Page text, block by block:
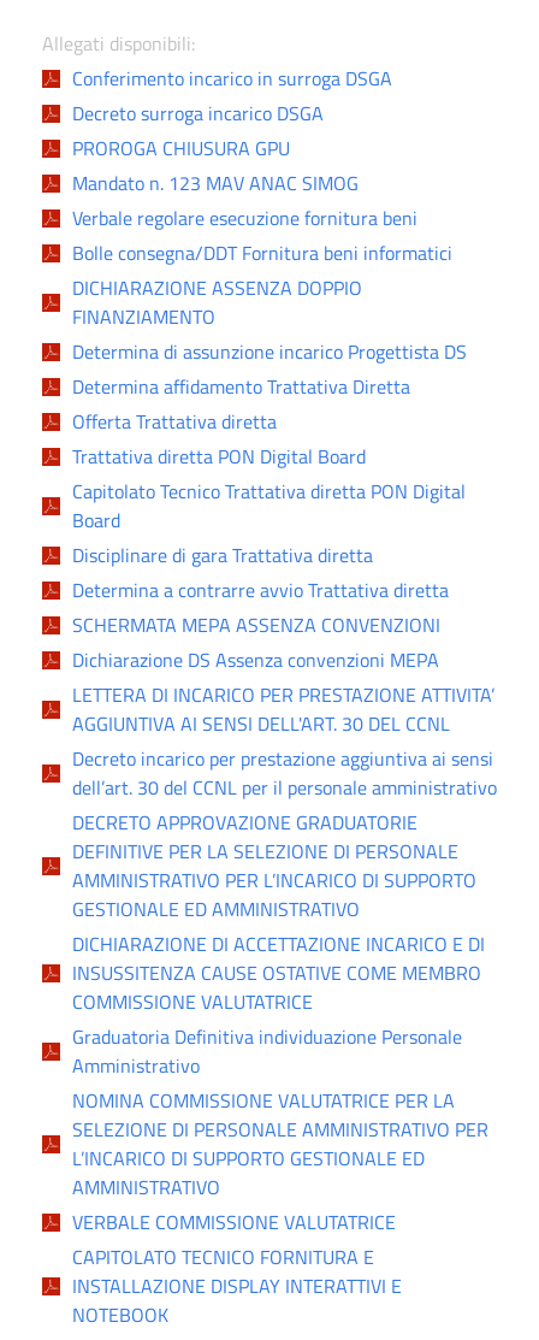
Allegati disponibili:
Conferimento incarico in surroga DSGA
Decreto surroga incarico DSGA
PROROGA CHIUSURA GPU
Mandato n. 123 MAV ANAC SIMOG
Verbale regolare esecuzione fornitura beni
Bolle consegna/DDT Fornitura beni informatici
DICHIARAZIONE ASSENZA DOPPIO
FINANZIAMENTO
Determina di assunzione incarico Progettista DS
Determina affidamento Trattativa Diretta
Offerta Trattativa diretta
Trattativa diretta PON Digital Board
Capitolato Tecnico Trattativa diretta PON Digital
Board
Disciplinare di gara Trattativa diretta
Determina a contrarre avvio Trattativa diretta
SCHERMATA MEPA ASSENZA CONVENZIONI
Dichiarazione DS Assenza convenzioni MEPA
LETTERA DI INCARICO PER PRESTAZIONE ATTIVITA’
AGGIUNTIVA AI SENSI DELL'ART. 30 DEL CCNL
Decreto incarico per prestazione aggiuntiva ai sensi
dell’art. 30 del CCNL per il personale amministrativo
DECRETO APPROVAZIONE GRADUATORIE
DEFINITIVE PER LA SELEZIONE DI PERSONALE
AMMINISTRATIVO PER L’INCARICO DI SUPPORTO
GESTIONALE ED AMMINISTRATIVO
DICHIARAZIONE DI ACCETTAZIONE INCARICO E DI
INSUSSITENZA CAUSE OSTATIVE COME MEMBRO
COMMISSIONE VALUTATRICE
Graduatoria Definitiva individuazione Personale
Amministrativo
NOMINA COMMISSIONE VALUTATRICE PER LA
SELEZIONE DI PERSONALE AMMINISTRATIVO PER
L’INCARICO DI SUPPORTO GESTIONALE ED
AMMINISTRATIVO
VERBALE COMMISSIONE VALUTATRICE
CAPITOLATO TECNICO FORNITURA E
INSTALLAZIONE DISPLAY INTERATTIVI E
NOTEBOOK